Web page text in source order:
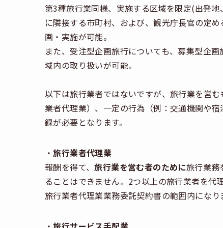
第3種旅行業同様、実施する区域を限定(出発
に隣接する市町村、および、観光庁長官の定
画・実施が可能。
また、受注型企画旅行についても、募集型企
域内の取り扱いが可能。
以下は旅行業者ではないですが、旅行業を営
業者代理業）、一定の行為（例：交通機関や
録が必要となります。
・旅行業者代理業
報酬を得て、旅行業を営む者のために旅行業務
ることはできません。2つ以上の旅行業者を
旅行業者代理業業務委託契約書の範囲内になり